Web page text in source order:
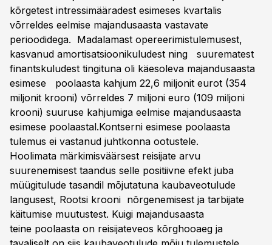
kõrgetest intressimääradest esimeses kvartalis
võrreldes eelmise majandusaasta vastavate
perioodidega. Madalamast opereerimistulemusest,
kasvanud amortisatsioonikuludest ning suurematest
finantskuludest tingituna oli käesoleva majandusaasta
esimese poolaasta kahjum 22,6 miljonit eurot (354
miljonit krooni) võrreldes 7 miljoni euro (109 miljoni
krooni) suuruse kahjumiga eelmise majandusaasta
esimese poolaastal.Kontserni esimese poolaasta
tulemus ei vastanud juhtkonna ootustele.
Hoolimata märkimisväärsest reisijate arvu
suurenemisest taandus selle positiivne efekt juba
müügitulude tasandil mõjutatuna kaubaveotulude
langusest, Rootsi krooni nõrgenemisest ja tarbijate
käitumise muutustest. Kuigi majandusaasta
teine poolaasta on reisijateveos kõrghooaeg ja